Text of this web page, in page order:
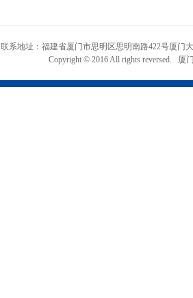
联系地址：福建省厦门市思明区思明南路422号厦门
Copyright © 2016 All rights reversed.